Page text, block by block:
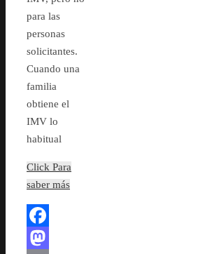
para las
personas
solicitantes.
Cuando una
familia
obtiene el
IMV lo
habitual
Click Para
saber más
Facebook